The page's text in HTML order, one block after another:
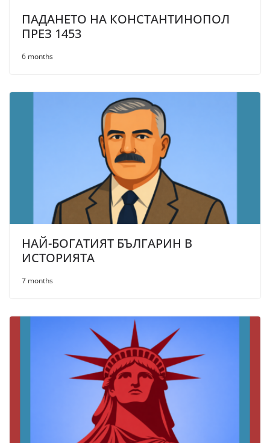
ПАДАНЕТО НА КОНСТАНТИНОПОЛ
ПРЕЗ 1453
6 months
НАЙ-БОГАТИЯТ БЪЛГАРИН В
ИСТОРИЯТА
7 months